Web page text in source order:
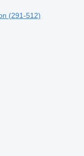
(291-512)